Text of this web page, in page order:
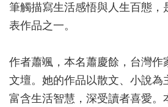
筆觸描寫生活感悟與人生百態，
表作品之一。
作者蕭颯，本名蕭慶餘，台灣作
文壇。她的作品以散文、小說為
富含生活智慧，深受讀者喜愛。